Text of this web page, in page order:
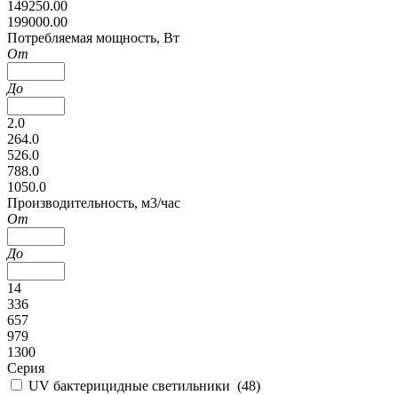
149250.00
199000.00
Потребляемая мощность, Вт
От
До
2.0
264.0
526.0
788.0
1050.0
Производительность, м3/час
От
До
14
336
657
979
1300
Серия
UV бактерицидные светильники (48)